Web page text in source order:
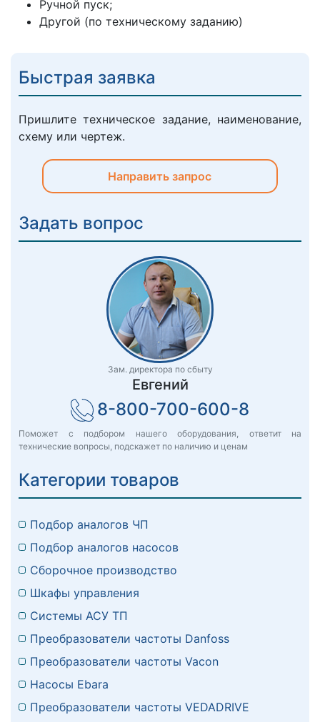
Ручной пуск;
Другой (по техническому заданию)
Быстрая заявка
Пришлите техническое задание, наименование,
схему или чертеж.
Направить запрос
Задать вопрос
Зам. директора по сбыту
Евгений
8-800-700-600-8
Поможет с подбором нашего оборудования, ответит на
технические вопросы, подскажет по наличию и ценам
Категории товаров
Подбор аналогов ЧП
Подбор аналогов насосов
Сборочное производство
Шкафы управления
Системы АСУ ТП
Преобразователи частоты Danfoss
Преобразователи частоты Vacon
Насосы Ebara
Преобразователи частоты VEDADRIVE